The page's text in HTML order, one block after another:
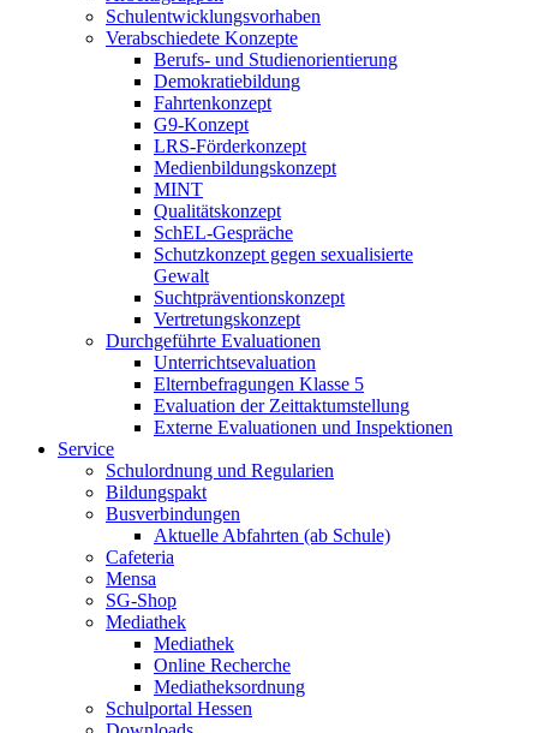
Schulentwicklungsvorhaben
Verabschiedete Konzepte
Berufs- und Studienorientierung
Demokratiebildung
Fahrtenkonzept
G9-Konzept
LRS-Förderkonzept
Medienbildungskonzept
MINT
Qualitätskonzept
SchEL-Gespräche
Schutzkonzept gegen sexualisierte
Gewalt
Suchtpräventionskonzept
Vertretungskonzept
Durchgeführte Evaluationen
Unterrichtsevaluation
Elternbefragungen Klasse 5
Evaluation der Zeittaktumstellung
Externe Evaluationen und Inspektionen
Service
Schulordnung und Regularien
Bildungspakt
Busverbindungen
Aktuelle Abfahrten (ab Schule)
Cafeteria
Mensa
SG-Shop
Mediathek
Mediathek
Online Recherche
Mediatheksordnung
Schulportal Hessen